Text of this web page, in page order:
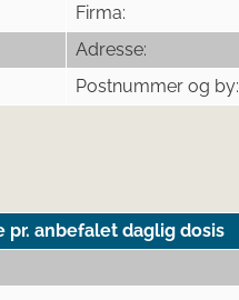
Firma:
Adresse:
Postnummer og by:
pr. anbefalet daglig dosis